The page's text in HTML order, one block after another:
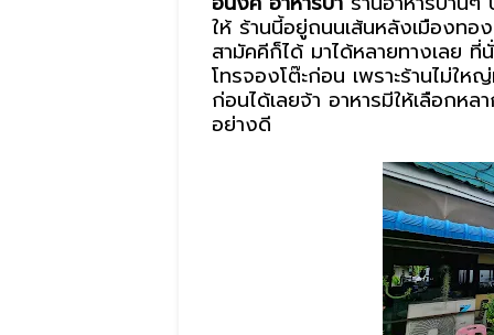
ให้ ร้านนี้อยู่ถนนเส้นหลังเมืองทอ
สามัคคีก็ได้ มาได้หลายทางเลย
โทรจองโต๊ะก่อน เพราะร้านไม่ใ
ก่อนได้เลยจ้า อาหารมีให้เลือกห
อย่างดี